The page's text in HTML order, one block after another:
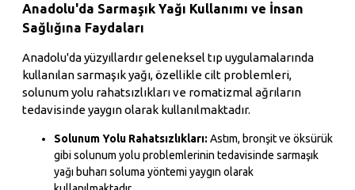
Anadolu'da Sarmaşık Yağı Kullanımı ve İnsan
Sağlığına Faydaları
Anadolu'da yüzyıllardır geleneksel tıp uygulamalarında
kullanılan sarmaşık yağı, özellikle cilt problemleri,
solunum yolu rahatsızlıkları ve romatizmal ağrıların
tedavisinde yaygın olarak kullanılmaktadır.
Solunum Yolu Rahatsızlıkları: Astım, bronşit ve öksürük
gibi solunum yolu problemlerinin tedavisinde sarmaşık
yağı buharı soluma yöntemi yaygın olarak